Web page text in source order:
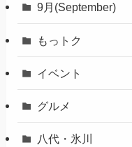
9月(September)
もっトク
イベント
グルメ
八代・氷川